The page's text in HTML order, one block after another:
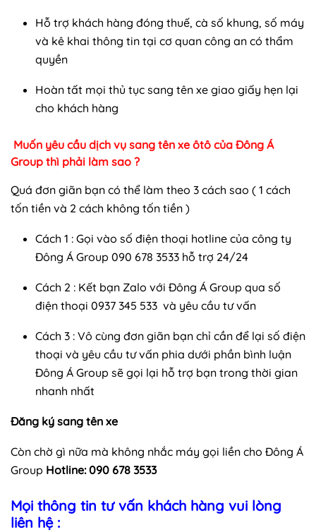
Hỗ trợ khách hàng đóng thuế, cà số khung, số máy
và kê khai thông tin tại cơ quan công an có thẩm
quyền
Hoàn tất mọi thủ tục sang tên xe giao giấy hẹn lại
cho khách hàng
Muốn yêu cầu dịch vụ sang tên xe ôtô của Đông Á
Group thì phải làm sao ?
Quá đơn giãn bạn có thể làm theo 3 cách sao ( 1 cách
tốn tiền và 2 cách không tốn tiền )
Cách 1 : Gọi vào số điện thoại hotline của công ty
Đông Á Group 090 678 3533 hỗ trợ 24/24
Cách 2 : Kết bạn Zalo với Đông Á Group qua số
điện thoại 0937 345 533 và yêu cầu tư vấn
Cách 3 : Vô cùng đơn giãn bạn chỉ cần để lại số điện
thoại và yêu cầu tư vấn phia dưới phần bình luận
Đông Á Group sẽ gọi lại hỗ trợ bạn trong thời gian
nhanh nhất
Đăng ký sang tên xe
Còn chờ gì nữa mà không nhắc máy gọi liền cho Đông Á
Group Hotline: 090 678 3533
Mọi thông tin tư vấn khách hàng vui lòng
liên hệ :